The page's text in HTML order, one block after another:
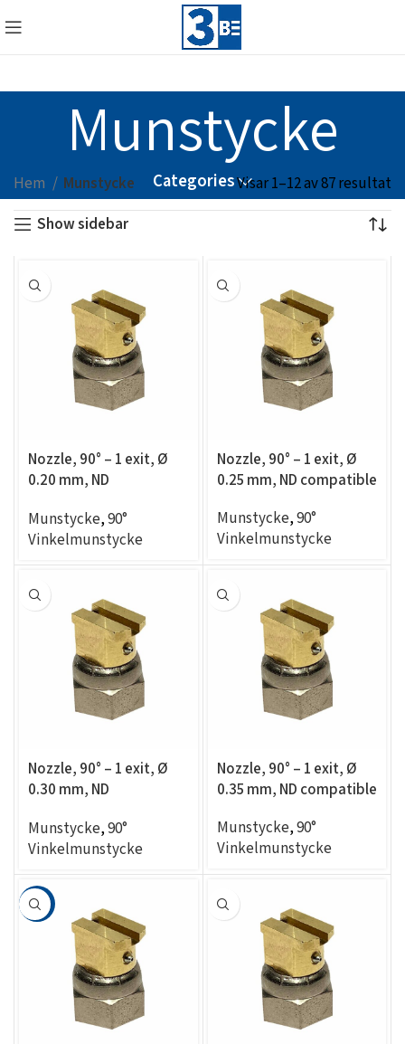
Munstycke
Categories
Hem Munstycke Visar 1–12 av 87 resultat
Show sidebar
Nozzle, 90° – 1 exit, Ø
0.20 mm, ND
Munstycke,90°
Vinkelmunstycke
Nozzle, 90° – 1 exit, Ø
0.25 mm, ND compatible
Munstycke,90°
Vinkelmunstycke
Nozzle, 90° – 1 exit, Ø
0.30 mm, ND
Munstycke,90°
Vinkelmunstycke
Nozzle, 90° – 1 exit, Ø
0.35 mm, ND compatible
Munstycke,90°
Vinkelmunstycke
HOT